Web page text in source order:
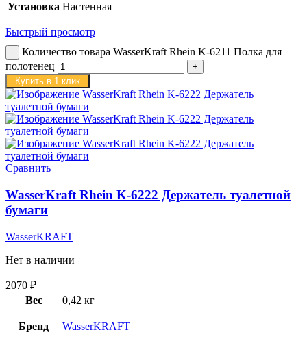
Установка Настенная
Быстрый просмотр
Количество товара WasserKraft Rhein K-6211 Полка для
полотенец
Купить в 1 клик
Сравнить
WasserKraft Rhein K-6222 Держатель туалетной
бумаги
WasserKRAFT
Нет в наличии
2070 ₽
Вес
0,42 кг
Бренд WasserKRAFT